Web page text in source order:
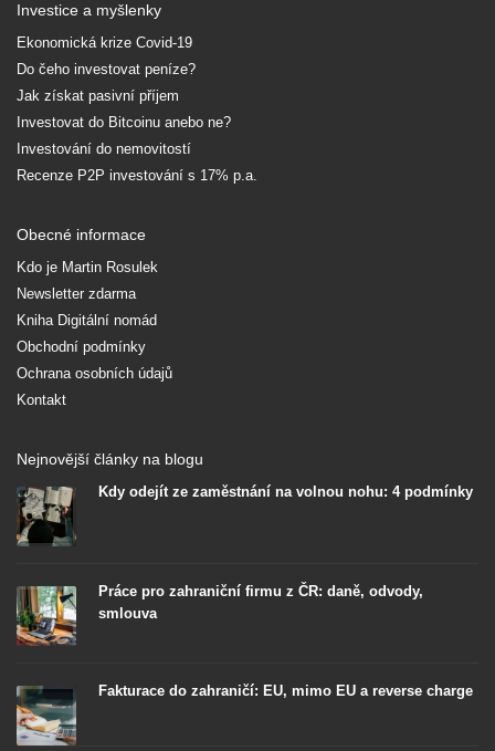
Investice a myšlenky
Ekonomická krize Covid-19
Do čeho investovat peníze?
Jak získat pasivní příjem
Investovat do Bitcoinu anebo ne?
Investování do nemovitostí
Recenze P2P investování s 17% p.a.
Obecné informace
Kdo je Martin Rosulek
Newsletter zdarma
Kniha Digitální nomád
Obchodní podmínky
Ochrana osobních údajů
Kontakt
Nejnovější články na blogu
Kdy odejít ze zaměstnání na volnou nohu: 4 podmínky
Práce pro zahraniční firmu z ČR: daně, odvody,
smlouva
Fakturace do zahraničí: EU, mimo EU a reverse charge